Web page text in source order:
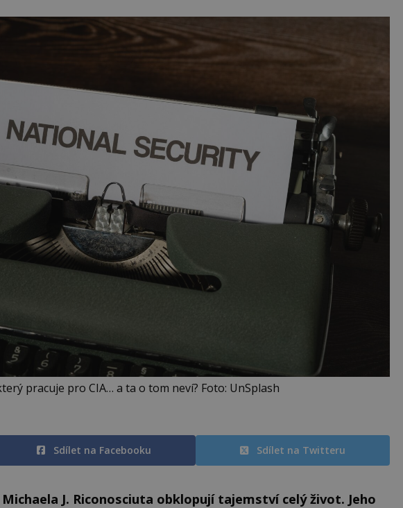
pracuje pro CIA… a ta o tom neví? Foto: UnSplash
Sdílet na Facebooku Sdílet na Twitteru
J. Riconosciuta obklopují tajemství celý život. Jeho